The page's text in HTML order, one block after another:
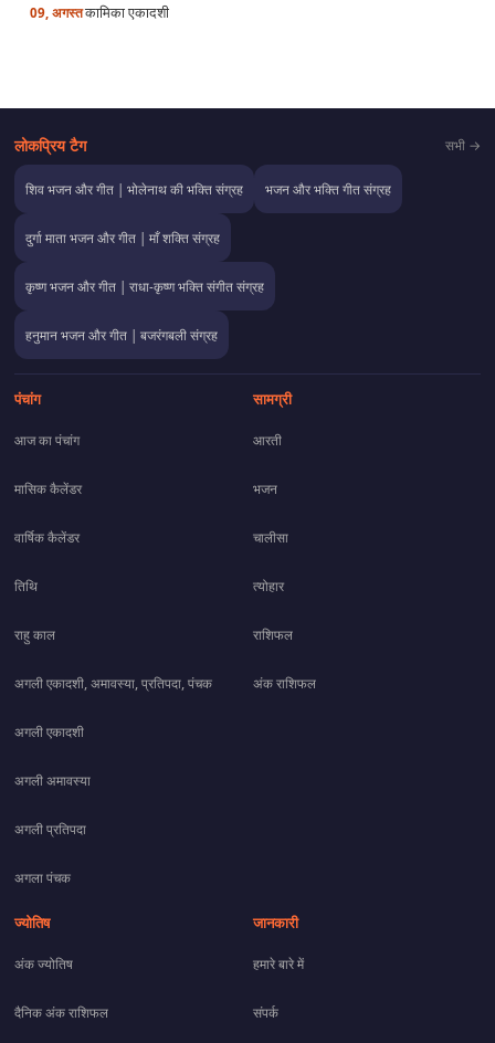
09, अगस्तकामिका एकादशी
लोकप्रिय टैग सभी →
शिव भजन और गीत | भोलेनाथ की भक्ति संग्रह भजन और भक्ति गीत संग्रह
दुर्गा माता भजन और गीत | माँ शक्ति संग्रह
कृष्ण भजन और गीत | राधा-कृष्ण भक्ति संगीत संग्रह
हनुमान भजन और गीत | बजरंगबली संग्रह
पंचांग
आज का पंचांग
मासिक कैलेंडर
वार्षिक कैलेंडर
तिथि
राहु काल
अगली एकादशी, अमावस्या, प्रतिपदा, पंचक
अगली एकादशी
अगली अमावस्या
अगली प्रतिपदा
अगला पंचक
सामग्री
आरती
भजन
चालीसा
त्योहार
राशिफल
अंक राशिफल
ज्योतिष
अंक ज्योतिष
दैनिक अंक राशिफल
जानकारी
हमारे बारे में
संपर्क